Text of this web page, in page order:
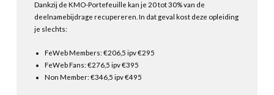
Dankzij de KMO-Portefeuille kan je 20 tot 30% van de
deelnamebijdrage recupereren. In dat geval kost deze opleiding
je slechts:
FeWeb Members: €206,5 ipv €295
FeWeb Fans: €276,5 ipv €395
Non Member: €346,5 ipv €495